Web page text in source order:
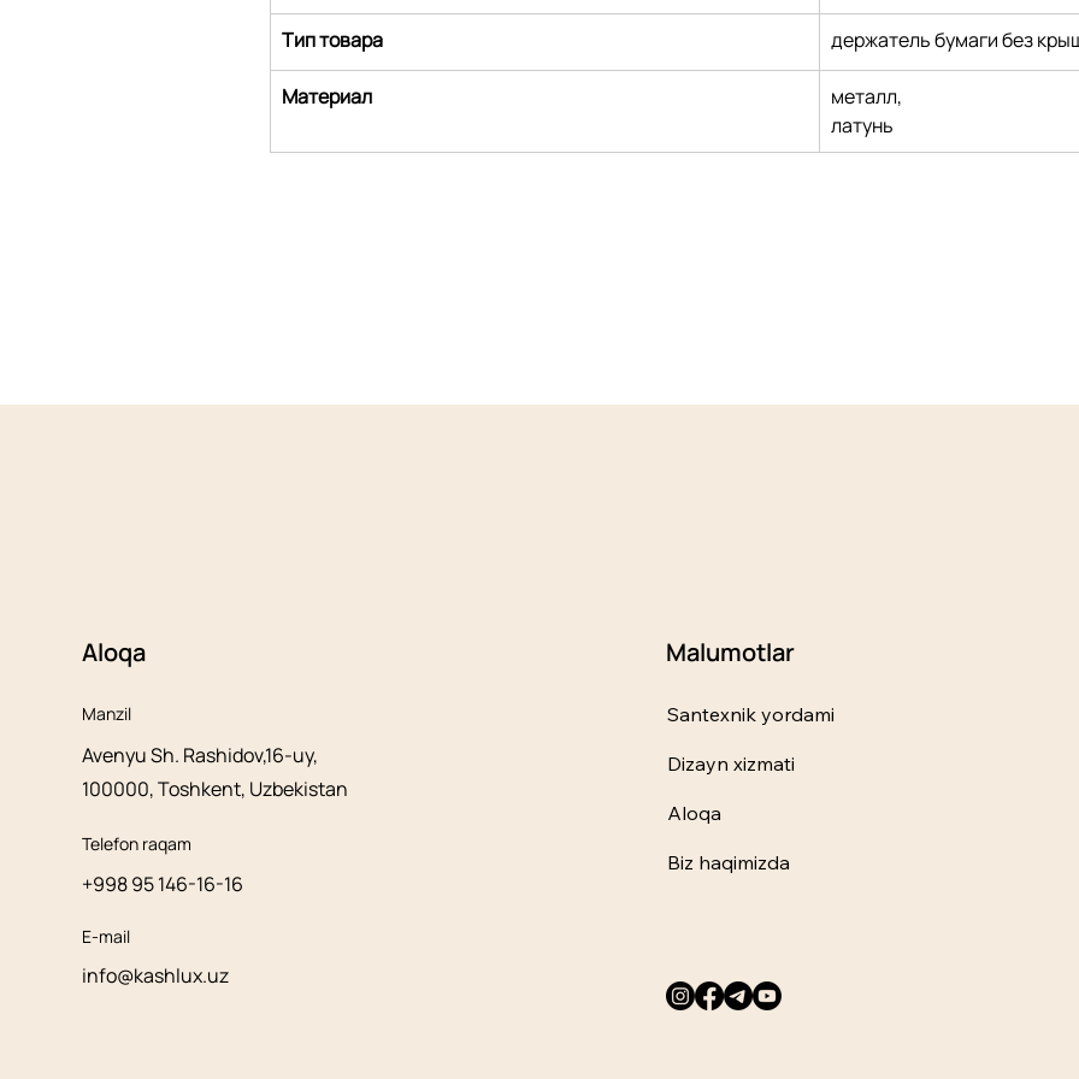
Тип товара держатель бумаги без
Материал
металл,
латунь
Aloqa
Manzil
Avenyu Sh. Rashidov,16-uy,
100000, Toshkent, Uzbekistan
Telefon raqam
+998 95 146-16-16
E-mail
info@kashlux.uz
Malumotlar
Santexnik yordami
Dizayn xizmati
Aloqa
Biz haqimizda